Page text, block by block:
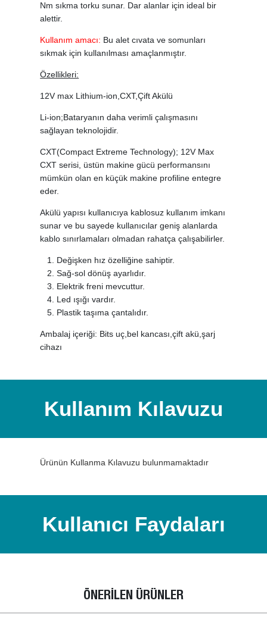
Nm sıkma torku sunar. Dar alanlar için ideal bir
alettir.
Kullanım amacı: Bu alet cıvata ve somunları
sıkmak için kullanılması amaçlanmıştır.
Özellikleri:
12V max Lithium-ion,CXT,Çift Akülü
Li-ion;Bataryanın daha verimli çalışmasını
sağlayan teknolojidir.
CXT(Compact Extreme Technology); 12V Max
CXT serisi, üstün makine gücü performansını
mümkün olan en küçük makine profiline entegre
eder.
Akülü yapısı kullanıcıya kablosuz kullanım imkanı
sunar ve bu sayede kullanıcılar geniş alanlarda
kablo sınırlamaları olmadan rahatça çalışabilirler.
Değişken hız özelliğine sahiptir.
Sağ-sol dönüş ayarlıdır.
Elektrik freni mevcuttur.
Led ışığı vardır.
Plastik taşıma çantalıdır.
Ambalaj içeriği: Bits uç,bel kancası,çift akü,şarj
cihazı
Kullanım Kılavuzu
Ürünün Kullanma Kılavuzu bulunmamaktadır
Kullanıcı Faydaları
ÖNERİLEN ÜRÜNLER